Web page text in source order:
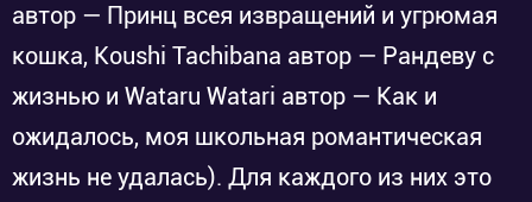
автор — Принц всея извращений и угрюмая
кошка, Koushi Tachibana автор — Рандеву с
жизнью и Wataru Watari автор — Как и
ожидалось, моя школьная романтическая
жизнь не удалась). Для каждого из них это